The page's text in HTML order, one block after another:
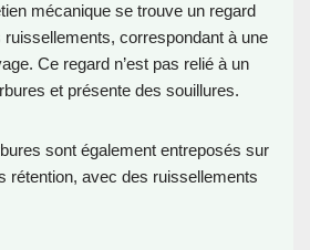
mécanique se trouve un regard
correspondant à une
Ce regard n’est pas relié à un
et présente des souillures.
sont également entreposés sur
rétention, avec des ruissellements